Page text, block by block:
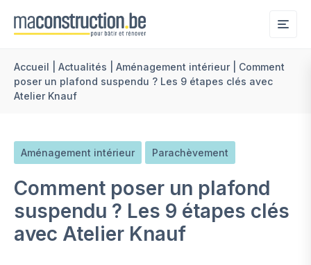
Accueil Actualités Aménagement intérieur| Comment
poser un plafond suspendu ? Les 9 étapes clés avec
Atelier Knauf
Aménagement intérieur Parachèvement
Comment poser un plafond
suspendu ? Les 9 étapes clés
avec Atelier Knauf